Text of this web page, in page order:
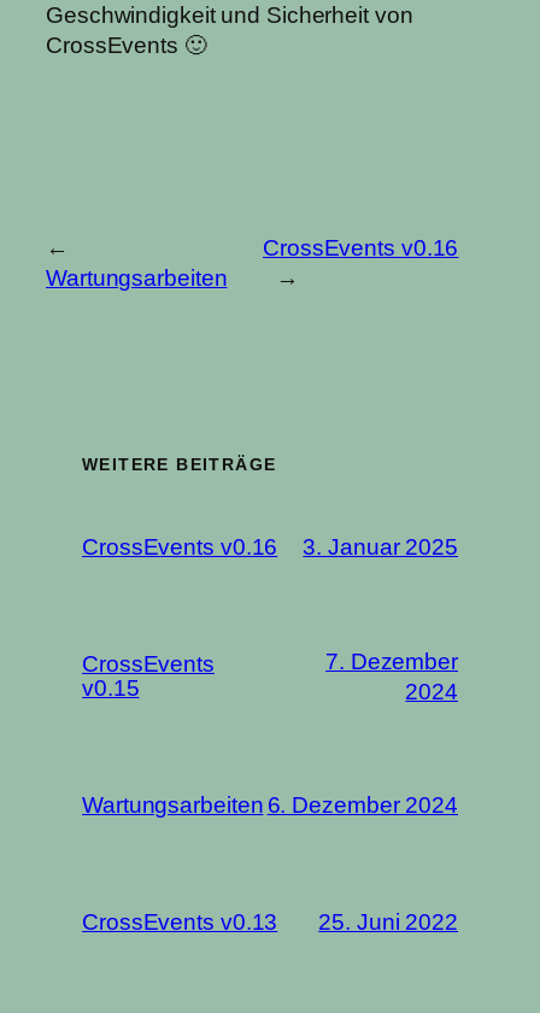
Geschwindigkeit und Sicherheit von
CrossEvents 🙂
←
Wartungsarbeiten
CrossEvents v0.16
→
WEITERE BEITRÄGE
CrossEvents v0.16 3. Januar 2025
CrossEvents
v0.15
7. Dezember
2024
Wartungsarbeiten 6. Dezember 2024
CrossEvents v0.13 25. Juni 2022